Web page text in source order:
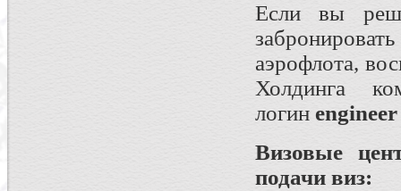
Если вы
аэрофлота,
Холдинга
логин engineer
Визовые
подачи виз: